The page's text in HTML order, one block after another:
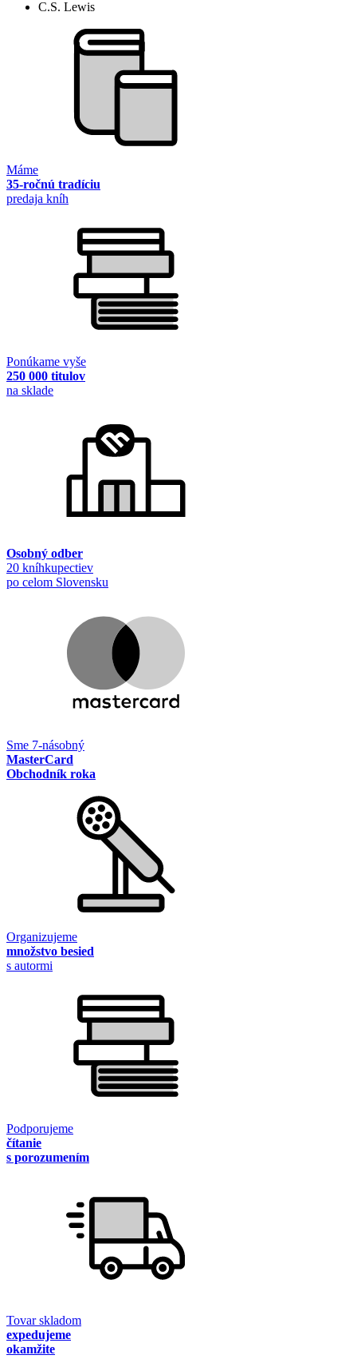
C.S. Lewis
Máme
35-ročnú tradíciu
predaja kníh
Ponúkame vyše
250 000 titulov
na sklade
Osobný odber
20 kníhkupectiev
po celom Slovensku
Sme 7-násobný
MasterCard
Obchodník roka
Organizujeme
množstvo besied
s autormi
Podporujeme
čítanie
s porozumením
Tovar skladom
expedujeme
okamžite